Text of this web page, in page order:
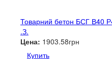
Товарний бетон БСГ В40
.З.
Цена: 1903.58грн
Купить